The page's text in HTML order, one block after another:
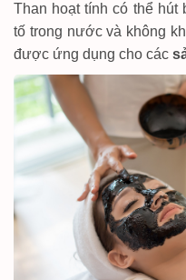
Than hoạt tính có thể hút
tố trong nước và không
được ứng dụng cho các